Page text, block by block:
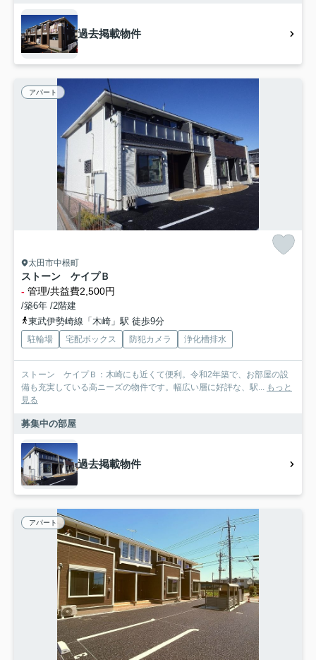
過去掲載物件
アパート
太田市中根町
ストーン ケイプＢ
- 管理/共益費2,500円
/築6年 /2階建
東武伊勢崎線「木崎」駅 徒歩9分
駐輪場 宅配ボックス 防犯カメラ 浄化槽排水
ストーン ケイプＢ：木崎にも近くて便利。令和2年築で、お部屋の設
備も充実している高ニーズの物件です。幅広い層に好評な、駅... もっと
見る
募集中の部屋
過去掲載物件
アパート